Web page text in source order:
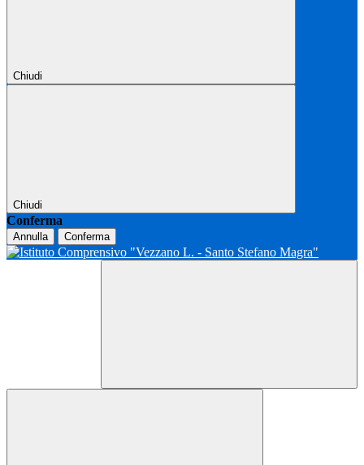
Chiudi
Chiudi
Conferma
Annulla Conferma